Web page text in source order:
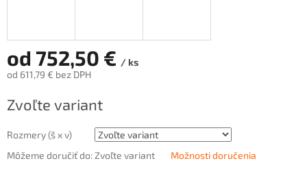
od 752,50 € / ks
od 611,79 € bez DPH
cena:
Zvoľte variant
Rozmery (š x v)
Môžeme doručiť do: Zvoľte variant Možnosti doručenia